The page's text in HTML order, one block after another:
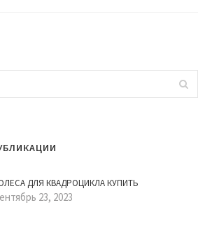
ДЛЯ КВАДРОЦИКЛА КУПИТЬ
23, 2023